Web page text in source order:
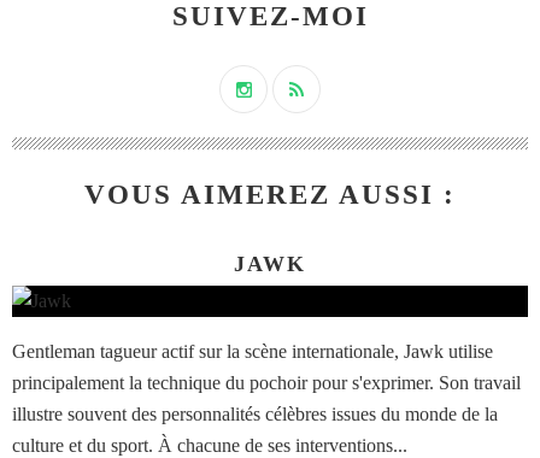
SUIVEZ-MOI
VOUS AIMEREZ AUSSI :
JAWK
Gentleman tagueur actif sur la scène internationale, Jawk utilise
principalement la technique du pochoir pour s'exprimer. Son travail
illustre souvent des personnalités célèbres issues du monde de la
culture et du sport. À chacune de ses interventions...